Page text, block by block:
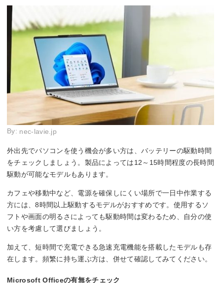
By: nec-lavie.jp
外出先でパソコンを使う機会が多い方は、バッテリーの駆動時間
をチェックしましょう。製品によっては12～15時間程度の長時間
駆動が可能なモデルもあります。
カフェや移動中など、電源を確保しにくい場所で一日中作業する
方には、8時間以上駆動するモデルがおすすめです。使用するソ
フトや画面の明るさによっても駆動時間は変わるため、自分の使
い方を考慮して選びましょう。
加えて、短時間で充電できる急速充電機能を搭載したモデルも存
在します。頻繁に持ち運ぶ方は、併せて確認してみてください。
Microsoft Officeの有無をチェック